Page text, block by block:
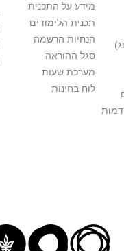
מידע על התכנית
תכנית הלימודים
הנחיות הרשמה
סגל ההוראה
מערכת שעות
לוח בחינות